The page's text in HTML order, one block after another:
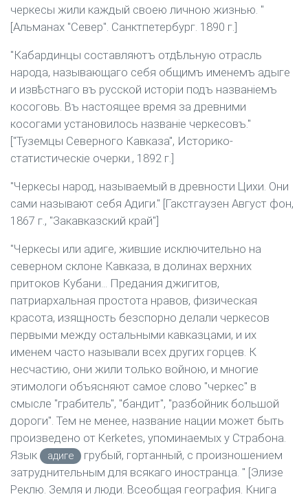
черкесы жили каждый своею личною жизнью. "
[Альманах "Север". Санктпетербург. 1890 г.]
"Кабардинцы составляютъ отдѣльную отрасль
народа, называющаго себя общимъ именемъ адыге
и извѣстнаго въ русской исторіи подъ названіемъ
косоговь. Въ настоящее время за древними
косогами установилось названіе черкесовъ."
["Туземцы Северного Кавказа", Историко-
статистическіе очерки., 1892 г.]
"Черкесы народ, называемый в древности Цихи. Они
сами называют себя Адиги." [Гакстгаузен Август фон,
1867 г., "Закавказский край"]
"Черкесы или адиге, жившие исключительно на
северном склоне Кавказа, в долинах верхних
притоков Кубани... Предания джигитов,
патриархальная простота нравов, физическая
красота, изящность безспорно делали черкесов
первыми между остальными кавказцами, и их
именем часто называли всех других горцев. К
несчастию, они жили только войною, и многие
этимологи объясняют самое слово "черкес" в
смысле "грабитель", "бандит", "разбойник большой
дороги". Тем не менее, название нации может быть
произведено от Kerketes, упоминаемых у Страбона.
Язык
адиге
грубый, гортанный, с произношением
затруднительным для всякаго иностранца. " [Элизе
Реклю. Земля и люди. Всеобщая география. Книга